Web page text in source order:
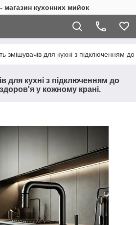
магазин кухонних мийок
змішувачів для кухні з підключенням
для кухні з підключенням до
у кожному крані.